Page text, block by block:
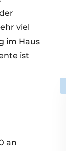
viel
im Haus
ist
an